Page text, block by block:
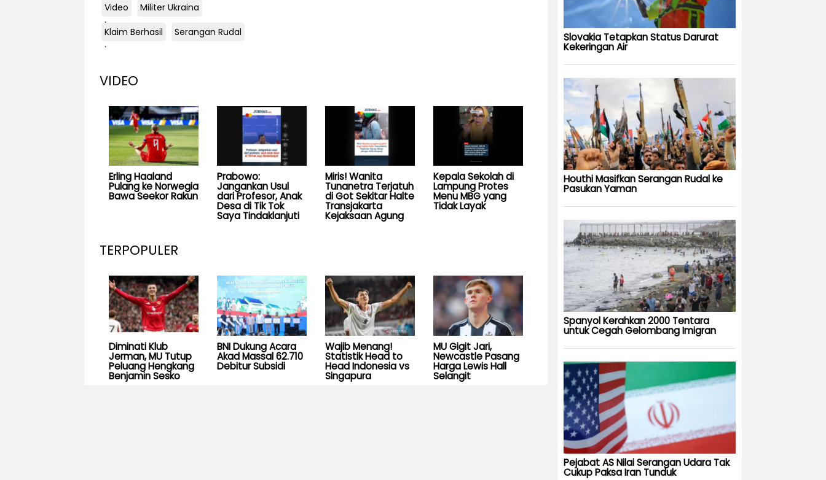
Video
Militer Ukraina
.
Klaim Berhasil
Serangan Rudal
.
VIDEO
Erling Haaland
Pulang ke Norwegia
Bawa Seekor Rakun
Prabowo:
Jangankan Usul
dari Profesor, Anak
Desa di Tik Tok
Saya Tindaklanjuti
Miris! Wanita
Tunanetra Terjatuh
di Got Sekitar Halte
Transjakarta
Kejaksaan Agung
Kepala Sekolah di
Lampung Protes
Menu MBG yang
Tidak Layak
TERPOPULER
Diminati Klub
Jerman, MU Tutup
Peluang Hengkang
Benjamin Sesko
BNI Dukung Acara
Akad Massal 62.710
Debitur Subsidi
Wajib Menang!
Statistik Head to
Head Indonesia vs
Singapura
MU Gigit Jari,
Newcastle Pasang
Harga Lewis Hall
Selangit
Slovakia Tetapkan Status Darurat
Kekeringan Air
Houthi Masifkan Serangan Rudal ke
Pasukan Yaman
Spanyol Kerahkan 2000 Tentara
untuk Cegah Gelombang Imigran
Pejabat AS Nilai Serangan Udara Tak
Cukup Paksa Iran Tunduk